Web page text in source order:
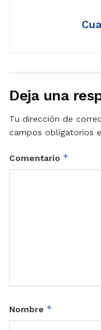
Deja una
Tu dirección de
campos obligatorios
Comentario *
Nombre *